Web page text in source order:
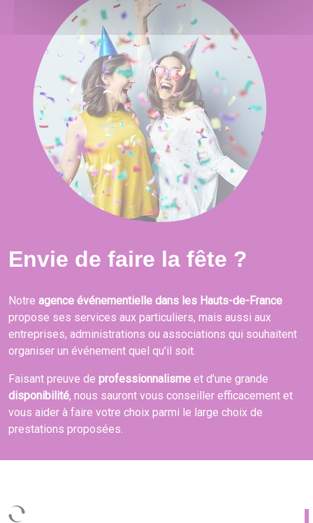
Envie de faire la fête ?
Notre agence événementielle dans les Hauts-de-France
propose ses services aux particuliers, mais aussi aux
entreprises, administrations ou associations qui souhaitent
organiser un événement quel qu'il soit.
Faisant preuve de professionnalisme et d'une grande
disponibilité, nous sauront vous conseiller efficacement et
vous aider à faire votre choix parmi le large choix de
prestations proposées.